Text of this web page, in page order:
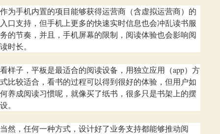
作为手机内置的项目能够获得运营商（含虚拟运营商）的
入口支持，但手机上更多的快速实时信息也会冲乱读书服
务的节奏，并且，手机屏幕的限制，阅读体验也会影响阅
读时长。
看样子，平板是最适合的阅读设备，用独立应用（app）方
式比较适合，看书的过程可以得到很好的体验，但用户如
何养成阅读习惯呢，就像买了纸书，很多只是书架上的摆
设。
当然，任何一种方式，设计好了业务支持都能够推动阅